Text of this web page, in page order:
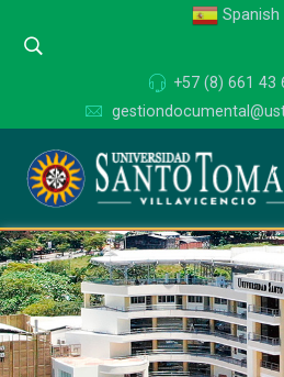
Spanish
+57 (8) 661 43